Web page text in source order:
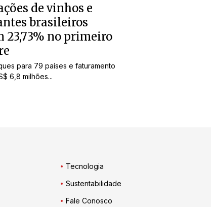
de vinhos e
brasileiros
23,73% no primeiro
para 79 países e faturamento
6,8 milhões...
Tecnologia
Sustentabilidade
Fale Conosco